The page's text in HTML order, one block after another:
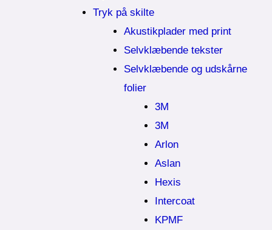
Tryk på skilte
Akustikplader med print
Selvklæbende tekster
Selvklæbende og udskårne
folier
3M
3M
Arlon
Aslan
Hexis
Intercoat
KPMF